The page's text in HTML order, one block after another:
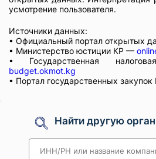
усмотрение пользователя.
Источники данных:
• Официальный портал открытых
• Министерство юстиции КР —
• Государственная
budget.okmot.kg
• Портал государственных
Найти другую